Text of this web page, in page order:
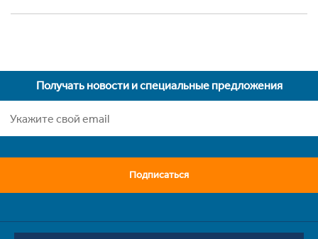
Получать новости и специальные предложения
Подписаться